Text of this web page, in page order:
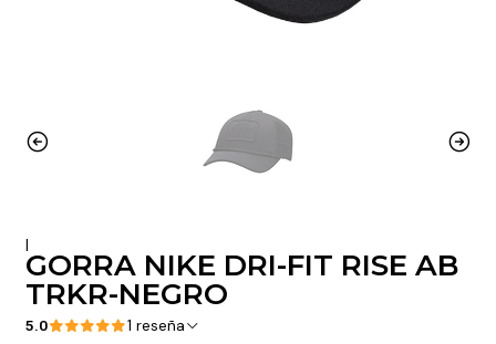
|
GORRA NIKE DRI-FIT RISE AB
TRKR-NEGRO
5.0 1 reseña